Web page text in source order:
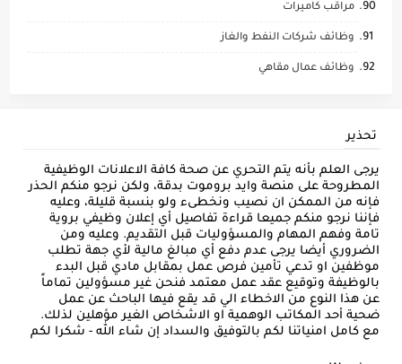
مراقب كاميرات
وظائف شركات النفط والغاز
وظائف عمال مقاهي
تحذير
يرجى العلم بأنه يتم التحري عن صحة كافة الاعلانات الوظيفية
المطروحة على منصة وايد بروموت بدقة، ولكن نرجو منكم الحذر
فإنه من الممكن ان نصيب ونخطىء ولو بنسبة قليلة، وعليه
فإننا نرجو منكم جميعا قراءة تفاصيل أي إعلان وظيفي بروية
تامة وفهم المهام والمسؤوليات قبل التقديم. وعليه ومن
الضروري أيضا يرجى عدم دفع أي مبالغ مالية لأي جهة تطلب
موظفين او تدعي تأمين فرص عمل بمقابل مادي قبل البدء
بالوظيفة وتوقيع عقد عمل معتمد فنحن غير مسؤولين تماماً
عن هذا النوع من الاخطاء الي قد يقع فيها الباحث عن عمل
ضحية أحد المكاتب الوهمية او الاشخاص الغير مؤهلين لذلك.
مع كامل امنياتنا لكم بالتوفيق والسداد إن شاء الله - شكرا لكم